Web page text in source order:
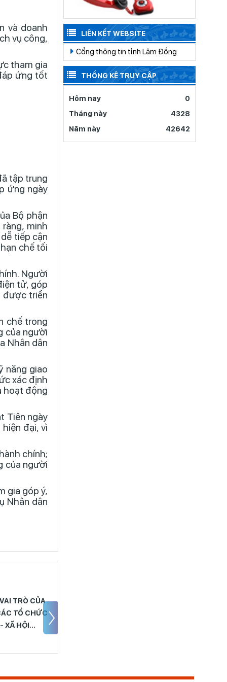
và doanh
vụ công,
tham gia
ứng tốt
tập trung
ứng ngày
Bộ phận
minh
tiếp cận
chế tối
Người
tử, góp
được triển
chế trong
của người
Nhân dân
năng giao
xác định
hoạt động
Tiên ngày
đại, vì
chính;
của người
gia góp ý,
Nhân dân
TIÊN TĂNG
CÔNG TÁC THU
SÁCH VÀ GIẢI
LIÊN KẾT WEBSITE
Cổng thông tin tỉnh Lâm Đồng
THỐNG KÊ TRUY CẬP
Hôm nay
0
Tháng này
4328
Năm này
42642